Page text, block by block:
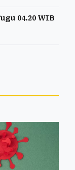
04.20 WIB